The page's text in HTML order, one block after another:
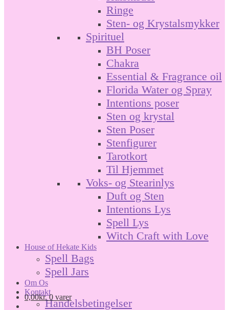
Ringe
Sten- og Krystalsmykker
Spirituel
BH Poser
Chakra
Essential & Fragrance oil
Florida Water og Spray
Intentions poser
Sten og krystal
Sten Poser
Stenfigurer
Tarotkort
Til Hjemmet
Voks- og Stearinlys
Duft og Sten
Intentions Lys
Spell Lys
Witch Craft with Love
House of Hekate Kids
Spell Bags
Spell Jars
Om Os
Kontakt
Handelsbetingelser
0,00kr. 0 varer